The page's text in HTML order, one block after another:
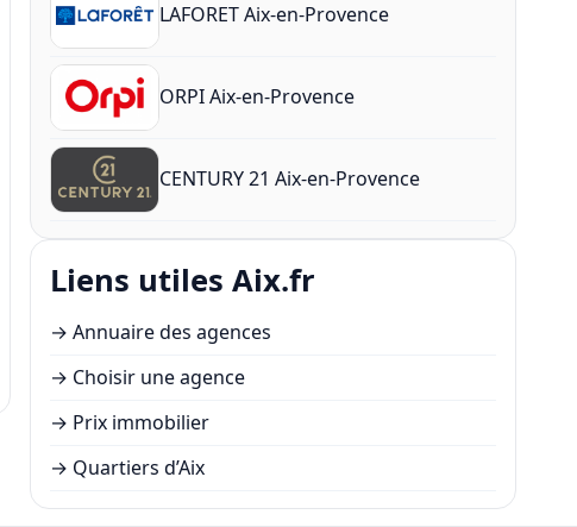
LAFORET Aix-en-Provence
ORPI Aix-en-Provence
CENTURY 21 Aix-en-Provence
Liens utiles Aix.fr
→Annuaire des agences
→ Choisir une agence
→ Prix immobilier
→ Quartiers d’Aix